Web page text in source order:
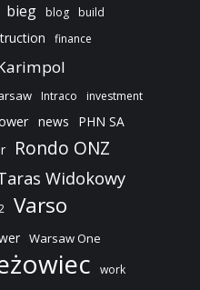
bieg blog build
finance
Intraco
investment
news PHN SA
Rondo ONZ
Widokowy
Varso
Warsaw One
work